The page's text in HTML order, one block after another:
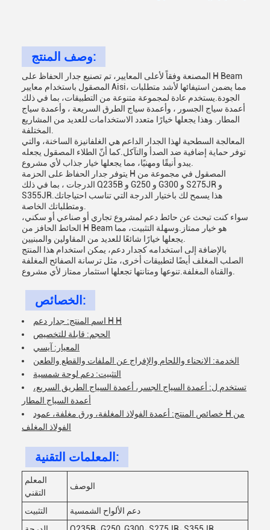
وصف المنتج:
المصنعة وفقاً لأعلى المعايير، تم تصنيع جدار الحفاظ على H Beam
المصقول باستخدام معايير Aisi، مما يضمن استيفائها لأشد متطلبات
الجودة.يستخدم عادة لمجموعة متنوعة من التطبيقات، بما في ذلك
أعمدة سياج الجسور ، وأعمدة سياج الطرق السريعة ، وأعمدة سياج
المطار. وهذا يجعلها خيارًا متعدد الاستخدامات للعديد من المشاريع
المعالجة السطحية لهذا الجدار الداعم هي الغلفانيزة الساخنة، والتي
توفر حماية إضافية ضد الصدأ والتآكل.كما أنّ الطلاء المصقول يجعله
يتوفر جدار الحفاظ على الحزمة H المصقول في مجموعة من
الدرجات ، بما في ذلك Q235B و G250 و G300 و S275JR و
S355JR.هذا يسمح لك باختيار الدرجة التي تناسب احتياجاتك
سواء كنت تبحث عن حائط دعم لمشروع تجاري أو صناعي أو سكني،
الحائط الحافز من H Beam هو خيار ممتاز.وسهلة التثبيت، مما
بالإضافة إلى استخدامه كجدار دعم، يمكن استخدام هذا المنتج
الصلب المغلف أيضًا لتطبيقات أخرى، مثل ترسانة الصفائح المغلفة
الخصائص:
اسم المنتج: جدار دعم H H
الحجم: قابلة للتخصيص
المعيار: آيسي
الخدمة: الانحناء واللحام والإفراج عن الملفات والقطع والطعن
التثبيت: دعم لوحة شمسية
تستخدم ل: أعمدة السياج الجسر، أعمدة السياج الطريق السريع،
أعمدة السياج المطار
خصائص المنتج: أعمدة الفولاذ المغلفة، ورق مغلفة، عمود H من
الفولاذ المغلف
المعلمات التقنية:
المعلم
التقني
الوصف
التثبيت
دعم الألواح الشمسية